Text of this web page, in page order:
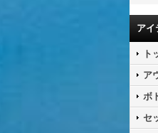
アイ
ト
ア
ボ
セ